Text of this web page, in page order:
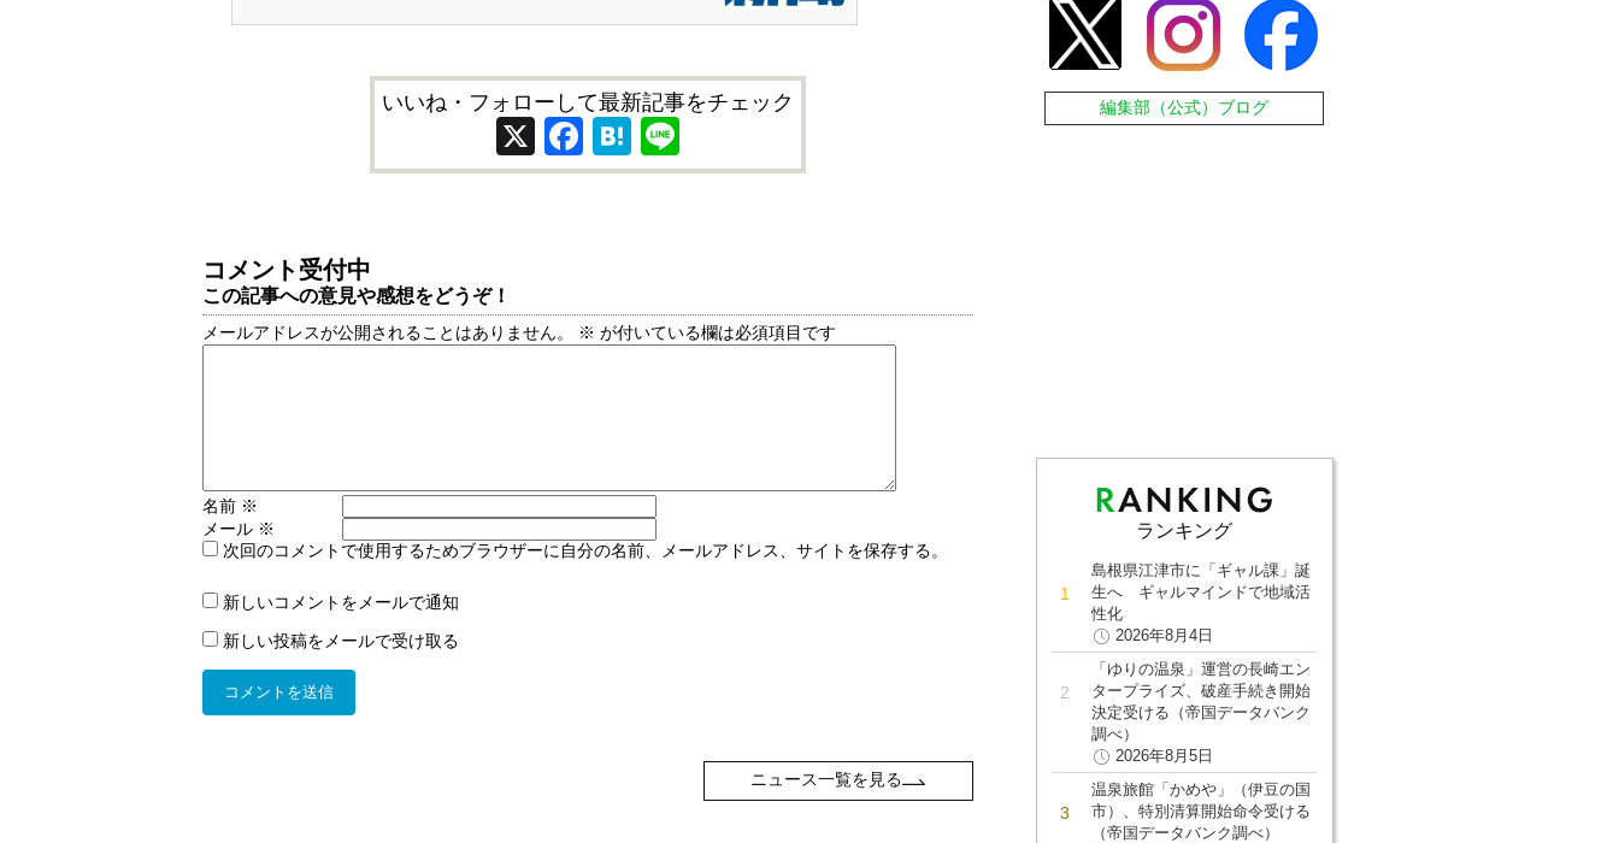
いいね・フォローして最新記事をチェック
X Facebook
Hatena
コメント受付中
この記事への意見や感想をどうぞ！
メールアドレスが公開されることはありません。 ※ が付いている欄は必須項目です
名前 ※
メール ※
次回のコメントで使用するためブラウザーに自分の名前、メールアドレス、サイトを保存する。
新しいコメントをメールで通知
新しい投稿をメールで受け取る
ニュース一覧を見る
編集部（公式）ブログ
ランキング
島根県江津市に「ギャル課」誕
生へ ギャルマインドで地域活
性化
2026年8月4日
「ゆりの温泉」運営の長崎エン
タープライズ、破産手続き開始
決定受ける（帝国データバンク
調べ）
2026年8月5日
温泉旅館「かめや」（伊豆の国
市）、特別清算開始命令受ける
（帝国データバンク調べ）